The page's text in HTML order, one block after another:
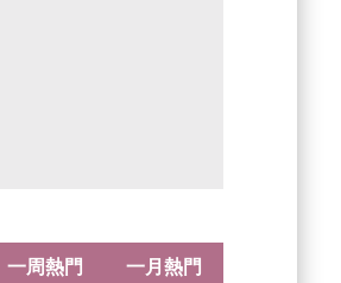
一周熱門 一月熱門